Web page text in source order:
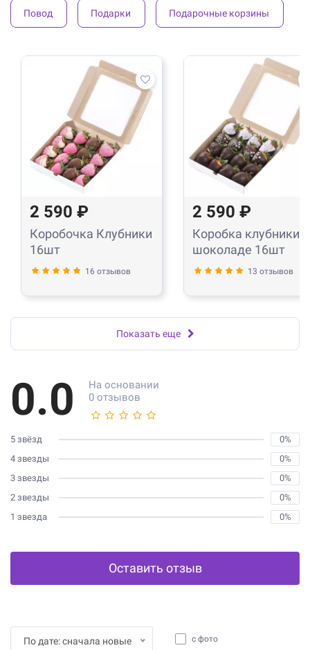
Повод Подарки Подарочные корзины
2 590 ₽
Коробочка Клубники
16шт
16 отзывов
2 590 ₽
Коробка клубники в
шоколаде 16шт
13 отзывов
Показать еще
0.0
На основании
0 отзывов
5 звёзд
0%
4 звезды
0%
3 звезды
0%
2 звезды
0%
1 звезда
0%
Оставить отзыв
По дате: сначала новые с фото